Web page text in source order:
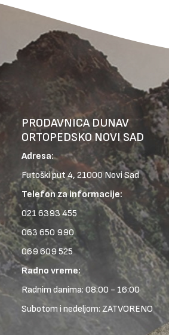
PRODAVNICA DUNAV
ORTOPEDSKO NOVI SAD
Adresa:
Futoški put 4, 21000 Novi Sad
Telefon za informacije:
021 6393 455
063 650 990
069 609 525
Radno vreme:
Radnim danima: 08:00 - 16:00
Subotom i nedeljom: ZATVORENO